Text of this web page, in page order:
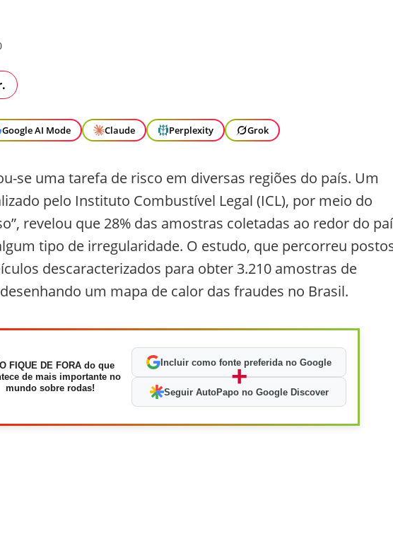
Google AI Mode Claude Perplexity Grok
se uma tarefa de risco em diversas regiões do país. Um
pelo Instituto Combustível Legal (ICL), por meio do
revelou que 28% das amostras coletadas ao redor do
tipo de irregularidade. O estudo, que percorreu
descaracterizados para obter 3.210 amostras de
um mapa de calor das fraudes no Brasil.
FIQUE DE FORA do que
de mais importante no
mundo sobre rodas!
Incluir como fonte preferida no Google
+
Seguir AutoPapo no Google Discover